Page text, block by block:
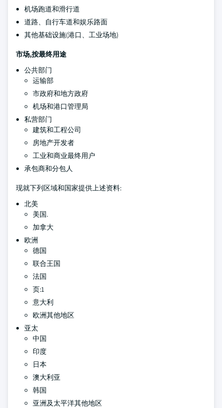
机场跑道和滑行道
道路、自行车道和娱乐路面
其他基础设施(港口、工业场地)
市场,按最终用途
公共部门
运输部
市政府和地方政府
机场和港口管理局
私营部门
建筑和工程公司
房地产开发者
工业和商业最终用户
承包商和分包人
现就下列区域和国家提供上述资料:
北美
美国.
加拿大
欧洲
德国
联合王国
法国
页:1
意大利
欧洲其他地区
亚太
中国
印度
日本
澳大利亚
韩国
亚洲及太平洋其他地区